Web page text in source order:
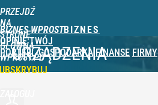
PRZEJDŹ
NA
STRONĘ
GŁÓWNĄ
WPROST.PL
BIZNES WPROST
OPINIE TWÓJ
PORTFEL GOSPODARKA FINANSE FIRMY
URZĄDZENIA